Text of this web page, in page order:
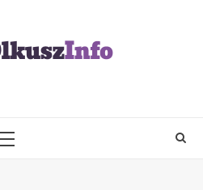
PRIMARY